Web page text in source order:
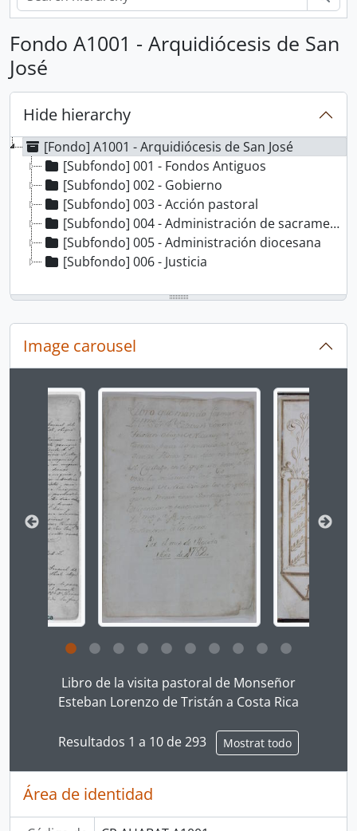
Fondo A1001 - Arquidiócesis de San
José
Hide hierarchy
[Fondo] A1001 - Arquidiócesis de San José
[Subfondo] 001 - Fondos Antiguos
[Subfondo] 002 - Gobierno
[Subfondo] 003 - Acción pastoral
[Subfondo] 004 - Administración de sacramentos
[Subfondo] 005 - Administración diocesana
[Subfondo] 006 - Justicia
Image carousel
Changing the current slide of this carousel will
Libro de la visita pastoral de Monseñor
Esteban Lorenzo de Tristán a Costa Rica
Resultados 1 a 10 de 293 Mostrat todo
Área de identidad